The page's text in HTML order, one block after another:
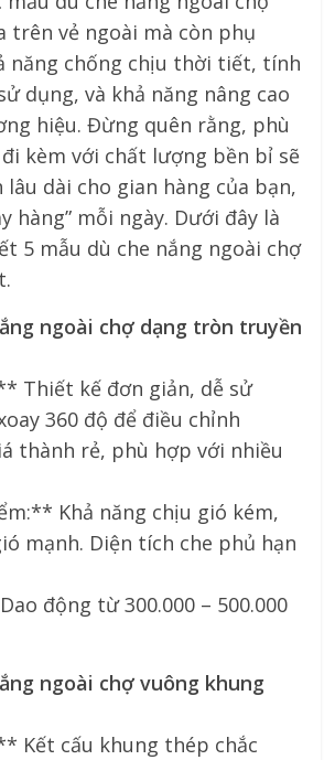
trên vẻ ngoài mà còn phụ
năng chống chịu thời tiết, tính
dụng, và khả năng nâng cao
hiệu. Đừng quên rằng, phù
kèm với chất lượng bền bỉ sẽ
dài cho gian hàng của bạn,
hàng” mỗi ngày. Dưới đây là
5 mẫu dù che nắng ngoài chợ
ngoài chợ dạng tròn truyền
Thiết kế đơn giản, dễ sử
360 độ để điều chỉnh
thành rẻ, phù hợp với nhiều
Khả năng chịu gió kém,
mạnh. Diện tích che phủ hạn
động từ 300.000 – 500.000
ngoài chợ vuông khung
Kết cấu khung thép chắc